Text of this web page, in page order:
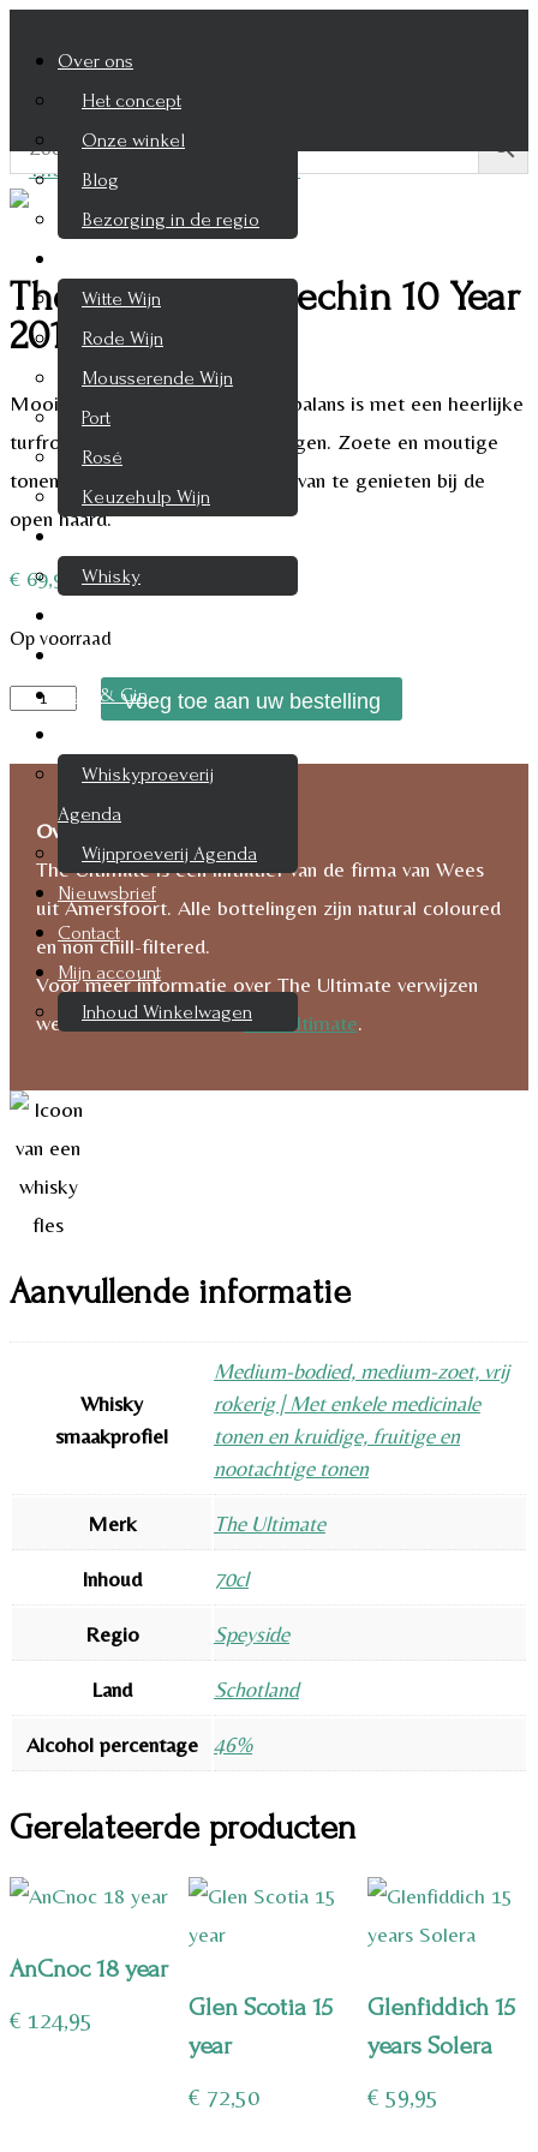
Over ons
Het concept
Onze winkel
Blog
Bezorging in de regio
Witte Wijn
Rode Wijn
Mousserende Wijn
Port
Rosé
Keuzehulp Wijn
Whisky
Rum & Gin
Whiskyproeverij
Agenda
Wijnproeverij Agenda
Nieuwsbrief
Contact
Mijn account
Inhoud Winkelwagen
The Ultimate Ballechin 10 Year
2011
Mooie volle whisky die goed in balans is met een heerlijke
turfrook die lekker lang blijf hangen. Zoete en moutige
tonen. Echt een whisky om even van te genieten bij de
open haard.
€ 69,95
Op voorraad
The
Ultimate
Ballechin
Year
2011
aantal
Voeg toe aan uw bestelling
Over The Ultimate
The Ultimate is een initiatief van de firma van Wees
uit Amersfoort. Alle bottelingen zijn natural coloured
en non chill-filtered.
Voor meer informatie over The Ultimate verwijzen
we naar de website vanThe Ultimate.
Aanvullende informatie
Whisky
smaakprofiel
Medium-bodied, medium-zoet, vrij
rokerig | Met enkele medicinale
tonen en kruidige, fruitige en
nootachtige tonen
Merk The Ultimate
Inhoud 70cl
Regio Speyside
Land Schotland
Alcohol percentage 46%
Gerelateerde producten
AnCnoc 18 year
€ 124,95
Glen Scotia 15
year
€ 72,50
Glenfiddich 15
years Solera
€ 59,95